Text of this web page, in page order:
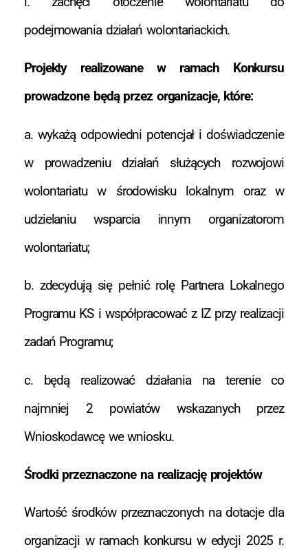
podejmowania działań wolontariackich.
Projekty realizowane w ramach Konkursu
prowadzone będą przez organizacje, które:
a. wykażą odpowiedni potencjał i doświadczenie
w prowadzeniu działań służących rozwojowi
wolontariatu w środowisku lokalnym oraz w
udzielaniu wsparcia innym organizatorom
wolontariatu;
b. zdecydują się pełnić rolę Partnera Lokalnego
Programu KS i współpracować z IZ przy realizacji
zadań Programu;
c. będą realizować działania na terenie co
najmniej 2 powiatów wskazanych przez
Wnioskodawcę we wniosku.
Środki przeznaczone na realizację projektów
Wartość środków przeznaczonych na dotacje dla
organizacji w ramach konkursu w edycji 2025 r.